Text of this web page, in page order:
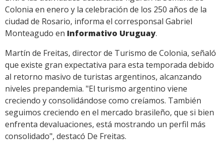
Colonia en enero y la celebración de los 250 años de la
ciudad de Rosario, informa el corresponsal Gabriel
Monteagudo en Informativo Uruguay.
Martín de Freitas, director de Turismo de Colonia, señaló
que existe gran expectativa para esta temporada debido
al retorno masivo de turistas argentinos, alcanzando
niveles prepandemia. "El turismo argentino viene
creciendo y consolidándose como creíamos. También
seguimos creciendo en el mercado brasileño, que si bien
enfrenta devaluaciones, está mostrando un perfil más
consolidado", destacó De Freitas.